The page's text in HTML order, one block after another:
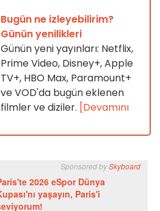
Bugün ne izleyebilirim?
Günün yenilikleri
Günün yeni yayınları: Netflix,
Prime Video, Disney+, Apple
TV+, HBO Max, Paramount+
ve VOD'da bugün eklenen
filmler ve diziler. [Devamını